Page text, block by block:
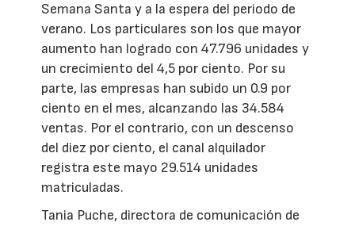
Semana Santa y a la espera del periodo de
verano. Los particulares son los que mayor
aumento han logrado con 47.796 unidades y
un crecimiento del 4,5 por ciento. Por su
parte, las empresas han subido un 0.9 por
ciento en el mes, alcanzando las 34.584
ventas. Por el contrario, con un descenso
del diez por ciento, el canal alquilador
registra este mayo 29.514 unidades
matriculadas.
Tania Puche, directora de comunicación de